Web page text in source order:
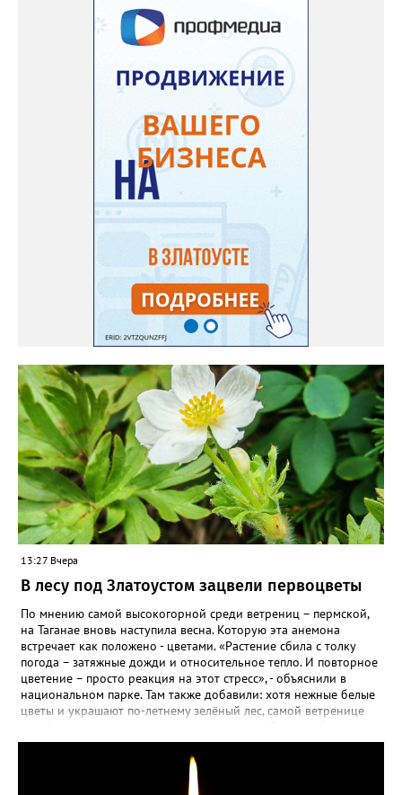
дома Екатерина Бойко. – Посадила вдоль забора, потому что
низины этот цветок не любит. Вот уже второй год растет и
радует меня. Соседи просят саженцы: аромат и до них
доносится. В конце лета собираю лаванду в пучки, сушу –
получаются букеты и саше одновременно. Лаванда широко
используется и в кулинарии». Семена, отметила собеседница
нашего портала, у неё были сорта «Вознесенская узколистная».
Только она хорошо зимует без укрытия. Всхожесть оказалась
на удивление хорошей: из пяти семян из каждой пачки четыре
взошли даже без стратификации. После покупки (по весне)
садовод советует сразу убрать семена в холодильник на два
месяца, а место посадки - мульчировать мелкой корой. Семена
самосевом в ней отлично прорастают. Если иногда срезать
сухие цветы и стряхивать семена вокруг куртины, лаванда
весной прорастет сама. Ещё один секрет – этот символ
Прованса не любит «вкусную» почву. Добавляйте в посадочную
яму гравий и песок – требуется хороший дренаж. В первый год
Екатерина рекомендует цветы убирать, чтобы силы куста
пошли на наращивание корневой системы. А со второго года
пусть лаванда цветёт во всю силу! Фото: Екатерина Бойко,
специально для «Златоуст.инфо». Обсуждение новости здесь
ВКОНТАКТЕ https://vk.com/newszlatoust74
13:27 Вчера
В лесу под Златоустом зацвели первоцветы
По мнению самой высокогорной среди ветрениц – пермской,
на Таганае вновь наступила весна. Которую эта анемона
встречает как положено - цветами. «Растение сбила с толку
погода – затяжные дожди и относительное тепло. И повторное
цветение – просто реакция на этот стресс», - объяснили в
национальном парке. Там также добавили: хотя нежные белые
цветы и украшают по-летнему зелёный лес, самой ветренице
силы перед долгой зимовкой.